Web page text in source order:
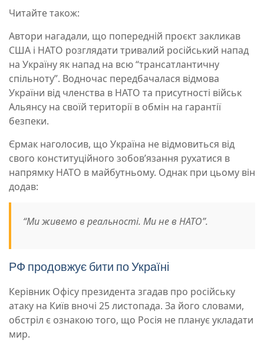
Читайте також:
Автори нагадали, що попередній проєкт закликав
США і НАТО розглядати тривалий російський напад
на Україну як напад на всю “трансатлантичну
спільноту”. Водночас передбачалася відмова
України від членства в НАТО та присутності військ
Альянсу на своїй території в обмін на гарантії
безпеки.
Єрмак наголосив, що Україна не відмовиться від
свого конституційного зобов’язання рухатися в
напрямку НАТО в майбутньому. Однак при цьому він
додав:
“Ми живемо в реальності. Ми не в НАТО”.
РФ продовжує бити по Україні
Керівник Офісу президента згадав про російську
атаку на Київ вночі 25 листопада. За його словами,
обстріл є ознакою того, що Росія не планує укладати
мир.